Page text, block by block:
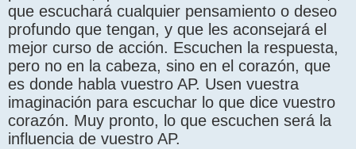
que escuchará cualquier pensamiento o deseo
profundo que tengan, y que les aconsejará el
mejor curso de acción. Escuchen la respuesta,
pero no en la cabeza, sino en el corazón, que
es donde habla vuestro AP. Usen vuestra
imaginación para escuchar lo que dice vuestro
corazón. Muy pronto, lo que escuchen será la
influencia de vuestro AP.